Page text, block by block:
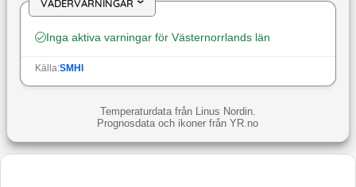
VÄDERVARNINGAR›
Inga aktiva varningar för Västernorrlands län
Källa:SMHI
Temperaturdata från Linus Nordin.
Prognosdata och ikoner från YR.no